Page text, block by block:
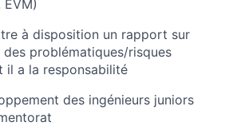
EVM)
à disposition un rapport sur
des problématiques/risques
il a la responsabilité
des ingénieurs juniors